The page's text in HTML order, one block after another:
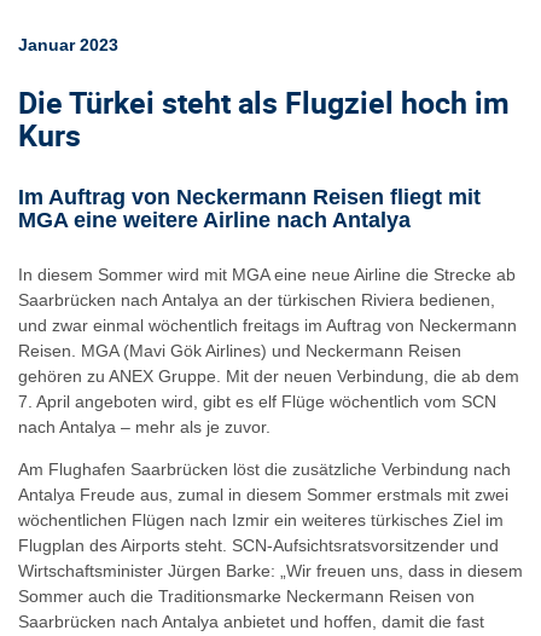
Januar 2023
Die Türkei steht als Flugziel hoch im
Kurs
Im Auftrag von Neckermann Reisen fliegt mit
MGA eine weitere Airline nach Antalya
In diesem Sommer wird mit MGA eine neue Airline die Strecke ab
Saarbrücken nach Antalya an der türkischen Riviera bedienen,
und zwar einmal wöchentlich freitags im Auftrag von Neckermann
Reisen. MGA (Mavi Gök Airlines) und Neckermann Reisen
gehören zu ANEX Gruppe. Mit der neuen Verbindung, die ab dem
7. April angeboten wird, gibt es elf Flüge wöchentlich vom SCN
nach Antalya – mehr als je zuvor.
Am Flughafen Saarbrücken löst die zusätzliche Verbindung nach
Antalya Freude aus, zumal in diesem Sommer erstmals mit zwei
wöchentlichen Flügen nach Izmir ein weiteres türkisches Ziel im
Flugplan des Airports steht. SCN-Aufsichtsratsvorsitzender und
Wirtschaftsminister Jürgen Barke: „Wir freuen uns, dass in diesem
Sommer auch die Traditionsmarke Neckermann Reisen von
Saarbrücken nach Antalya anbietet und hoffen, damit die fast